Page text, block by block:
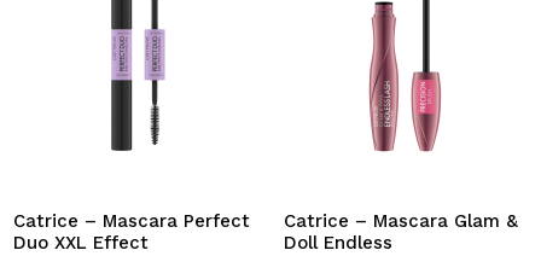
Catrice – Mascara Perfect
Duo XXL Effect
Catrice – Mascara Glam &
Doll Endless